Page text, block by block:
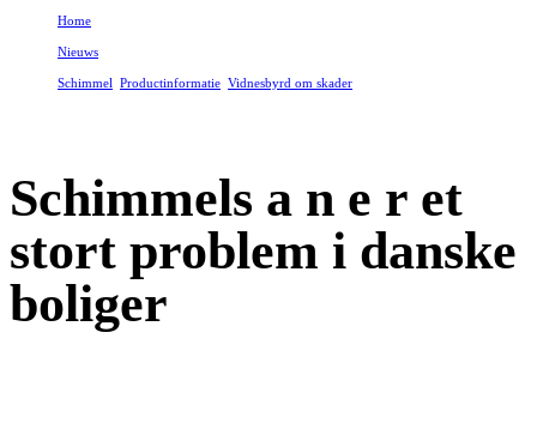
Home
Nieuws
Schimmel Productinformatie Vidnesbyrd om skader
Schimmels a n e r et
stort problem i danske
boliger